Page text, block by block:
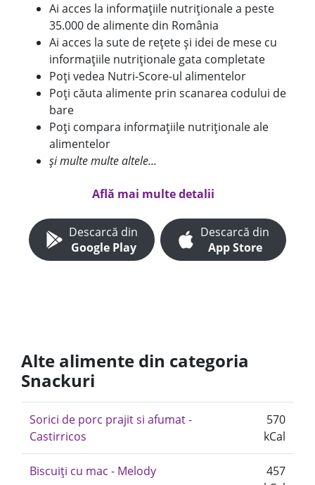
Ai acces la informațiile nutriționale a peste
35.000 de alimente din România
Ai acces la sute de rețete și idei de mese cu
informațiile nutriționale gata completate
Poți vedea Nutri-Score-ul alimentelor
Poți căuta alimente prin scanarea codului de
bare
Poți compara informațiile nutriționale ale
alimentelor
și multe multe altele...
Află mai multe detalii
Descarcă din
Google Play
Descarcă din
App Store
Alte alimente din categoria
Snackuri
Sorici de porc prajit si afumat -
Castirricos
570
kCal
Biscuiți cu mac - Melody
457